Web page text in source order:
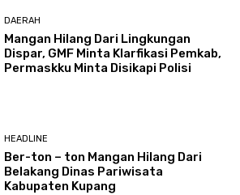
DAERAH
Mangan Hilang Dari Lingkungan
Dispar, GMF Minta Klarfikasi Pemkab,
Permaskku Minta Disikapi Polisi
HEADLINE
Ber-ton – ton Mangan Hilang Dari
Belakang Dinas Pariwisata
Kabupaten Kupang